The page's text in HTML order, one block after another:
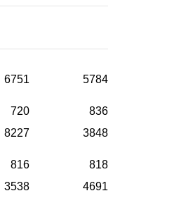
5784
836
6751
720
3848
818
8227
816
4691
3538